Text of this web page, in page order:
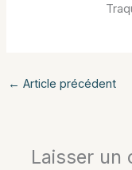
← Article précédent
Laisser un